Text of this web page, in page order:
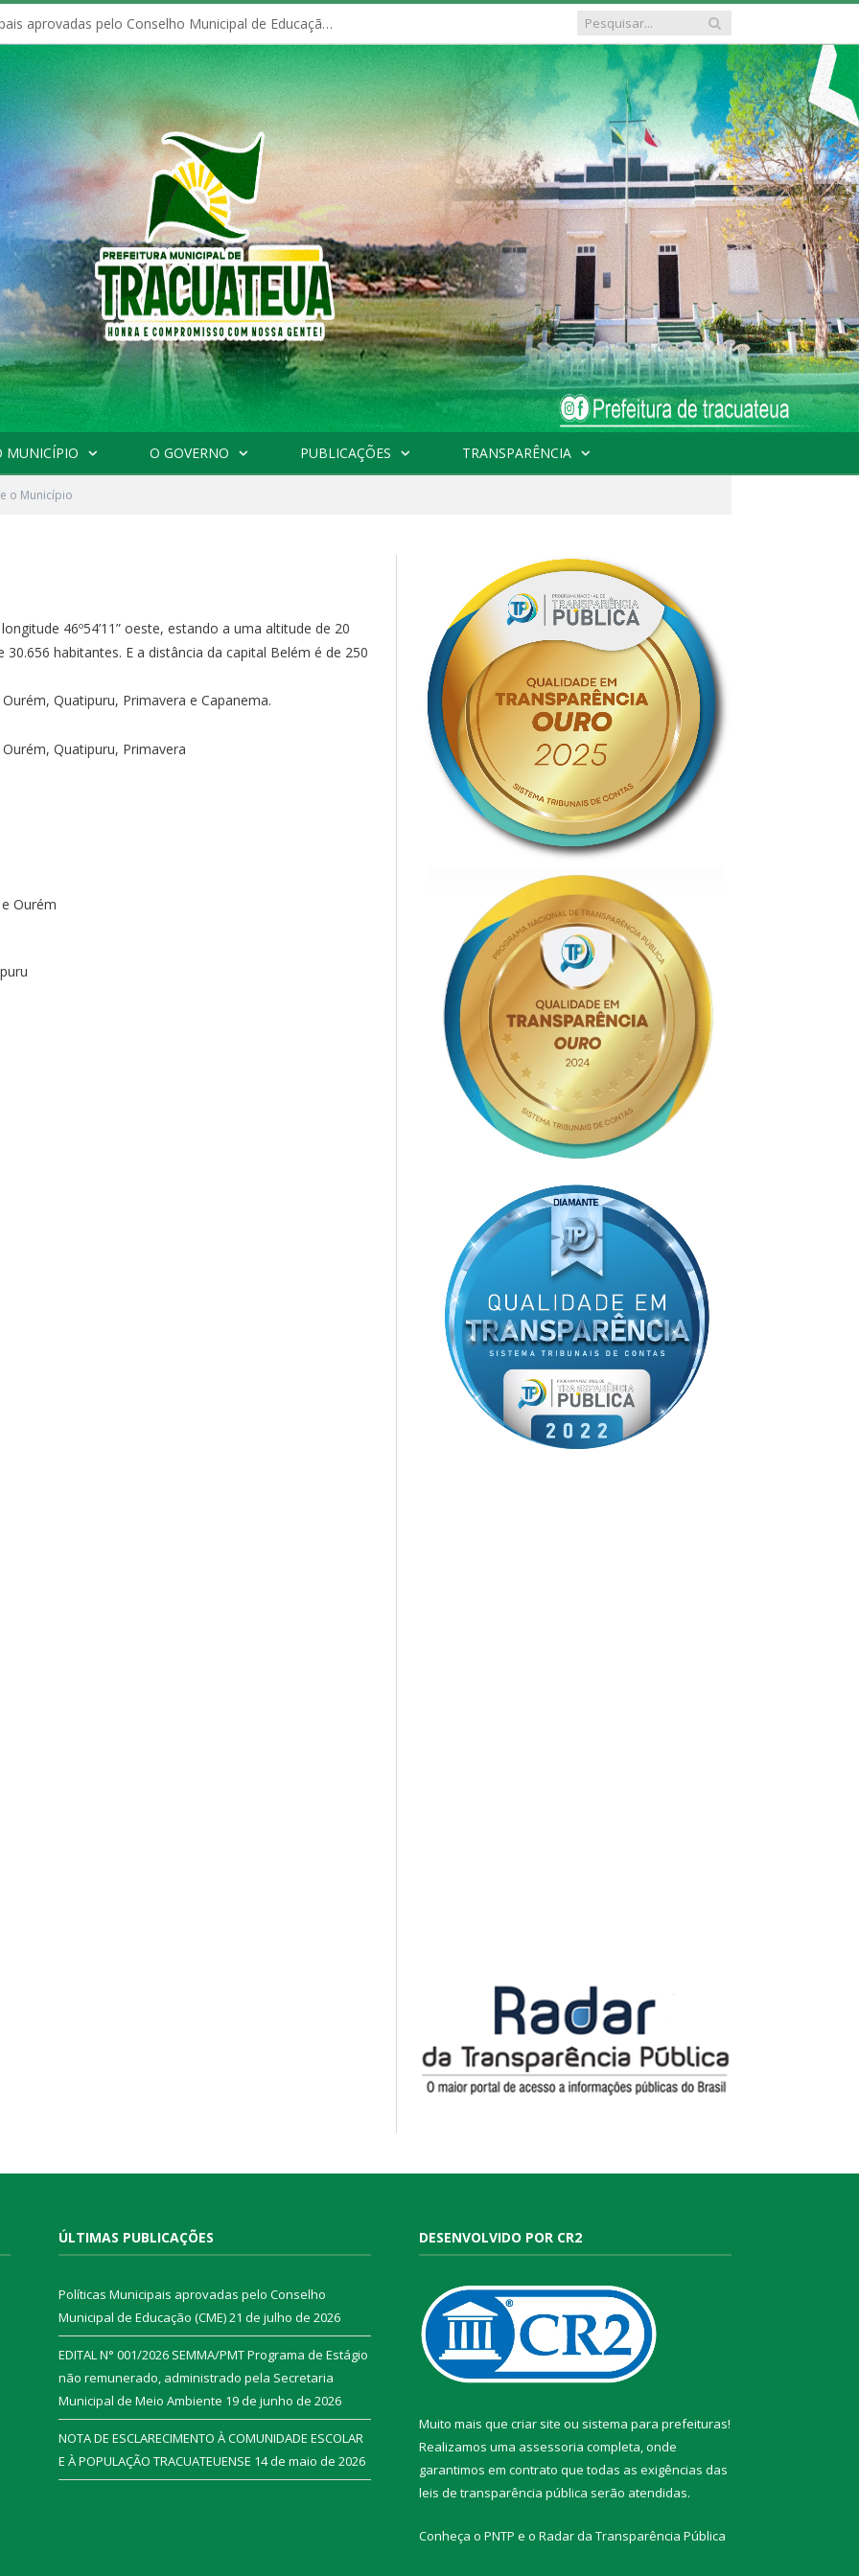
Políticas Municipais aprovadas pelo Conselho Municipal de Educação (CME)
MUNICÍPIO O GOVERNO PUBLICAÇÕES TRANSPARÊNCIA
o Município
46º54’11” oeste, estando a uma altitude de 20
habitantes. E a distância da capital Belém é de 250
Quatipuru, Primavera e Capanema.
Quatipuru, Primavera
Ourém
ÚLTIMAS PUBLICAÇÕES
Políticas Municipais aprovadas pelo Conselho
Municipal de Educação (CME)21 de julho de 2026
EDITAL N° 001/2026 SEMMA/PMT Programa de Estágio
não remunerado, administrado pela Secretaria
Municipal de Meio Ambiente 19 de junho de 2026
NOTA DE ESCLARECIMENTO À COMUNIDADE ESCOLAR
E À POPULAÇÃO TRACUATEUENSE 14 de maio de 2026
DESENVOLVIDO POR CR2
Muito mais que criar site ou sistema para prefeituras!
Realizamos uma assessoria completa, onde
garantimos em contrato que todas as exigências das
leis de transparência pública serão atendidas.
Conheça o PNTP e o Radar da Transparência Pública